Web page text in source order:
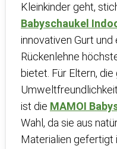
Kleinkinder geht,
Babyschaukel
innovativen Gurt und
Rückenlehne
bietet. Für Eltern,
ist die MAMOI
Wahl, da sie aus
Materialien gefertigt